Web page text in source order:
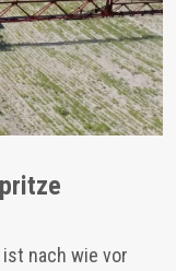
ist nach wie vor